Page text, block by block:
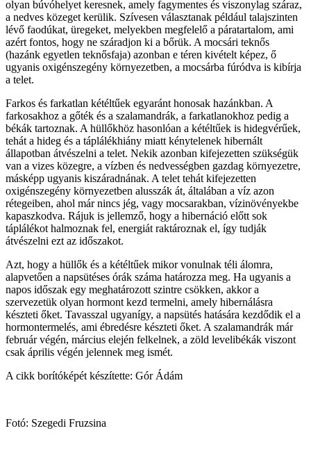
olyan búvóhelyet keresnek, amely fagymentes és viszonylag száraz,
a nedves közeget kerülik. Szívesen választanak például talajszinten
lévő faodúkat, üregeket, melyekben megfelelő a páratartalom, ami
azért fontos, hogy ne száradjon ki a bőrük. A mocsári teknős
(hazánk egyetlen teknősfaja) azonban e téren kivételt képez, ő
ugyanis oxigénszegény környezetben, a mocsárba fúródva is kibírja
a telet.
Farkos és farkatlan kétéltűek egyaránt honosak hazánkban. A
farkosakhoz a gőték és a szalamandrák, a farkatlanokhoz pedig a
békák tartoznak. A hüllőkhöz hasonlóan a kétéltűek is hidegvérűek,
tehát a hideg és a táplálékhiány miatt kénytelenek hibernált
állapotban átvészelni a telet. Nekik azonban kifejezetten szükségük
van a vizes közegre, a vízben és nedvességben gazdag környezetre,
másképp ugyanis kiszáradnának. A telet tehát kifejezetten
oxigénszegény környezetben alusszák át, általában a víz azon
rétegeiben, ahol már nincs jég, vagy mocsarakban, vízinövényekbe
kapaszkodva. Rájuk is jellemző, hogy a hibernáció előtt sok
táplálékot halmoznak fel, energiát raktároznak el, így tudják
átvészelni ezt az időszakot.
Azt, hogy a hüllők és a kétéltűek mikor vonulnak téli álomra,
alapvetően a napsütéses órák száma határozza meg. Ha ugyanis a
napos időszak egy meghatározott szintre csökken, akkor a
szervezetük olyan hormont kezd termelni, amely hibernálásra
készteti őket. Tavasszal ugyanígy, a napsütés hatására kezdődik el a
hormontermelés, ami ébredésre készteti őket. A szalamandrák már
február végén, március elején felkelnek, a zöld levelibékák viszont
csak április végén jelennek meg ismét.
A cikk borítóképét készítette: Gór Ádám
Fotó: Szegedi Fruzsina